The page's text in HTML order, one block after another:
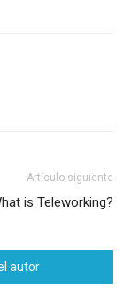
Artículo siguiente
is Teleworking?
autor